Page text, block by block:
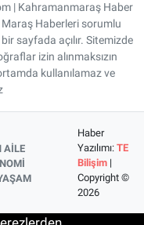
| Kahramanmaraş Haber
Haberleri sorumlu
sayfada açılır. Sitemizde
izin alınmaksızın
kullanılamaz ve
AİLE
Haber
Yazılımı: TE
Bilişim|
Copyright ©
2026